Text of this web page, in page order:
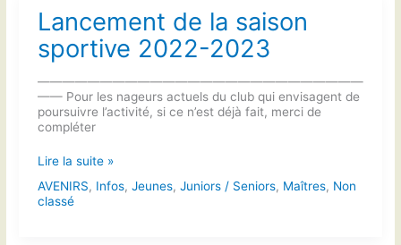
Lancement de la saison
sportive 2022-2023
——————————————————————————
—— Pour les nageurs actuels du club qui envisagent de
poursuivre l’activité, si ce n’est déjà fait, merci de
compléter
Lancement
la
saison
Lire la suite »
AVENIRS, Infos, Jeunes, Juniors / Seniors, Maîtres, Non
classé